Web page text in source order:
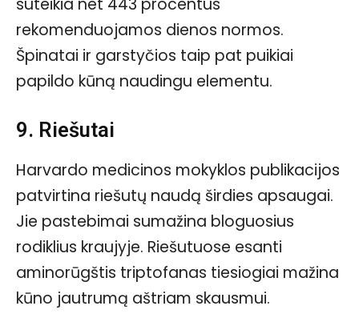
rekomenduojamos dienos normos.
Špinatai ir garstyčios taip pat puikiai
papildo kūną naudingu elementu.
9. Riešutai
Harvardo medicinos mokyklos publikacijos
patvirtina riešutų naudą širdies apsaugai.
Jie pastebimai sumažina bloguosius
rodiklius kraujyje. Riešutuose esanti
aminorūgštis triptofanas tiesiogiai mažina
kūno jautrumą aštriam skausmui.